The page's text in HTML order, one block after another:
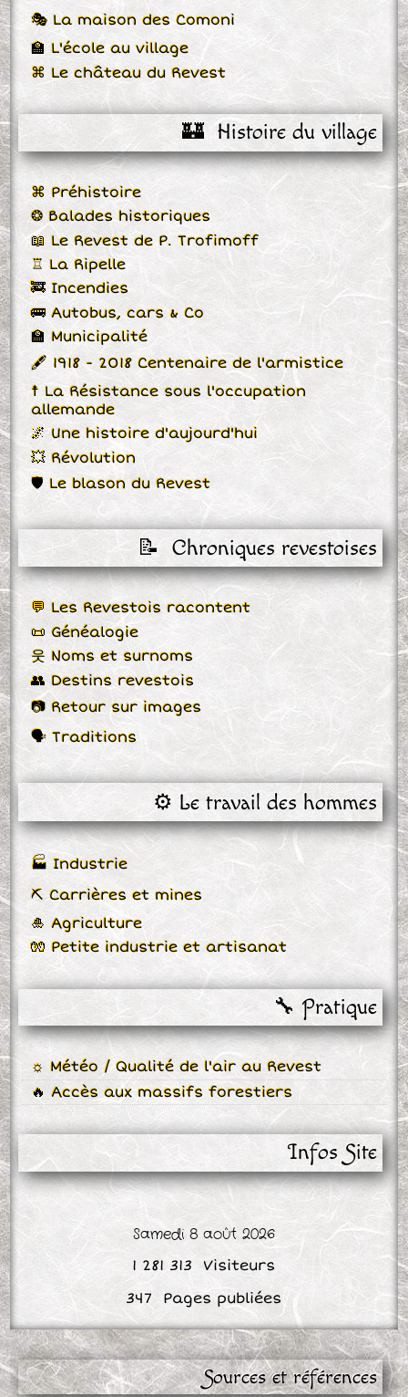
🎭 La maison des Comoni
🏫 L'école au village
⌘ Le château du Revest
🏰  Histoire du village
⌘ Préhistoire
❂ Balades historiques
📖 Le Revest de P. Trofimoff
♖ La Ripelle
🚒 Incendies
🚌 Autobus, cars & Co
🏫 Municipalité
🖋 1918 - 2018 Centenaire de l'armistice
☨ La Résistance sous l'occupation
allemande
🌌 Une histoire d'aujourd'hui
💥 Révolution
🛡 Le blason du Revest
📝  Chroniques revestoises
💬 Les Revestois racontent
📜 Généalogie
웃 Noms et surnoms
👥 Destins revestois
📷 Retour sur images
🗣 Traditions
⚙️ Le travail des hommes
🏭 Industrie
⛏ Carrières et mines
🎍 Agriculture
🧤 Petite industrie et artisanat
🔧 Pratique
☼ Météo / Qualité de l'air au Revest
🔥 Accès aux massifs forestiers
Infos Site
Samedi 8 août 2026
Sources et références